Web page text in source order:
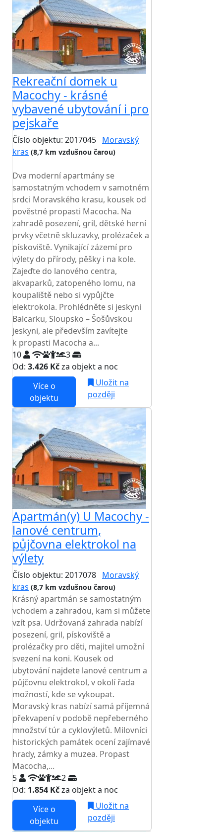
Rekreační domek u
Macochy - krásné
vybavené ubytování i pro
pejskaře
Číslo objektu: 2017045 Moravský
kras (8,7 km vzdušnou čarou)
Dva moderní apartmány se
samostatným vchodem v samotném
srdci Moravského krasu, kousek od
pověstné propasti Macocha. Na
zahradě posezení, gril, dětské herní
prvky včetně skluzavky, prolézaček a
pískoviště. Vynikající zázemí pro
výlety do přírody, pěšky i na kole.
Zajeďte do lanového centra,
akvaparků, zatopeného lomu, na
koupaliště nebo si vypůjčte
elektrokola. Prohlédněte si jeskyni
Balcarku, Sloupsko – Šošůvskou
jeskyni, ale především zavítejte
k propasti Macocha a...
10
3
Od: 3.426 Kčza objekt a noc
Více o
objektu
Uložit na
později
Apartmán(y) U Macochy -
lanové centrum,
půjčovna elektrokol na
výlety
Číslo objektu: 2017078 Moravský
kras (8,7 km vzdušnou čarou)
Krásný apartmán se samostatným
vchodem a zahradou, kam si můžete
vzít psa. Udržovaná zahrada nabízí
posezení, gril, pískoviště a
prolézačky pro děti, majitel umožní
svezení na koni. Kousek od
ubytování najdete lanové centrum a
půjčovnu elektrokol, v okolí řada
možností, kde se vykoupat.
Moravský kras nabízí samá příjemná
překvapení v podobě nepřeberného
množství túr a cyklovýletů. Milovníci
historických památek ocení zajímavé
hrady, zámky a muzea. Propast
Macocha,...
5
2
Od: 1.854 Kčza objekt a noc
Více o
objektu
Uložit na
později